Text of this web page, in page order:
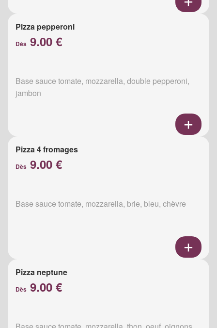
Pizza pepperoni
Dès 9.00 €
Base sauce tomate, mozzarella, double pepperoni,
jambon
Pizza 4 fromages
Dès 9.00 €
Base sauce tomate, mozzarella, brie, bleu, chèvre
Pizza neptune
Dès 9.00 €